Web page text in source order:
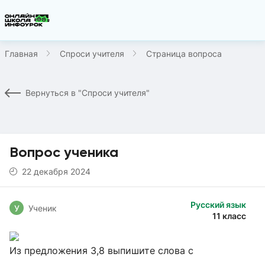
Главная Спроси учителя Страница вопроса
Вернуться в "Спроси учителя"
Вопрос ученика
22 декабря 2024
Русский язык
11 класс
У Ученик
Из предложения 3,8 выпишите слова с